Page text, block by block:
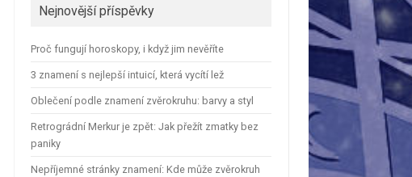
Nejnovější příspěvky
Proč fungují horoskopy, i když jim nevěříte
3 znamení s nejlepší intuicí, která vycítí lež
Oblečení podle znamení zvěrokruhu: barvy a styl
Retrográdní Merkur je zpět: Jak přežít zmatky bez
paniky
Nepříjemné stránky znamení: Kde může zvěrokruh